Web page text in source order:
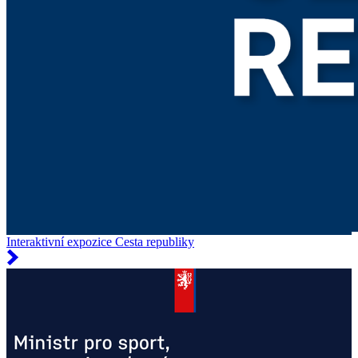
Interaktivní expozice Cesta republiky